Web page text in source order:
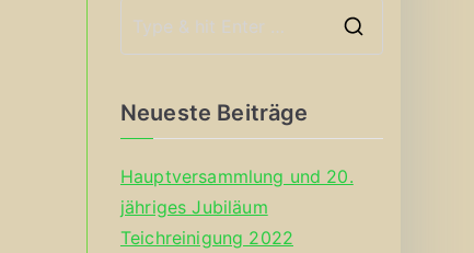
Neueste Beiträge
Hauptversammlung und 20.
jähriges Jubiläum
Teichreinigung 2022